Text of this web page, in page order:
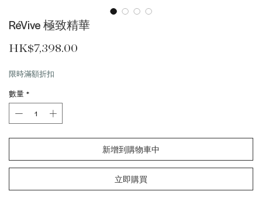
RéVive 極致精華
HK$7,398.00
限時滿額折扣
數量 *
新增到購物車中
立即購買